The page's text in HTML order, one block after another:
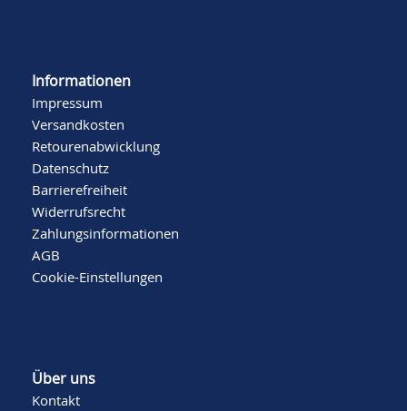
Informationen
Impressum
Versandkosten
Retourenabwicklung
Datenschutz
Barrierefreiheit
Widerrufsrecht
Zahlungsinformationen
AGB
Cookie-Einstellungen
Über uns
Kontakt